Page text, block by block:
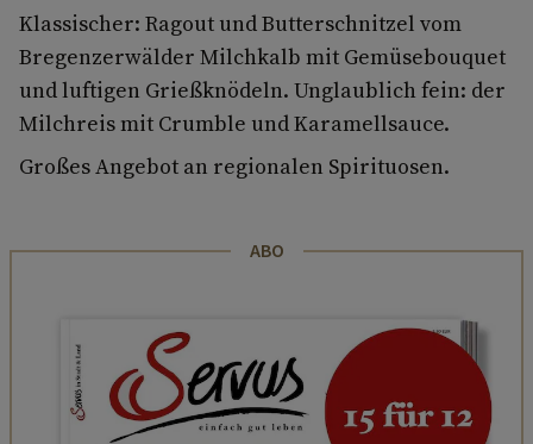
Klassischer: Ragout und Butterschnitzel vom
Bregenzerwälder Milchkalb mit Gemüsebouquet
und luftigen Grießknödeln. Unglaublich fein: der
Milchreis mit Crumble und Karamellsauce.
Großes Angebot an regionalen Spirituosen.
ABO